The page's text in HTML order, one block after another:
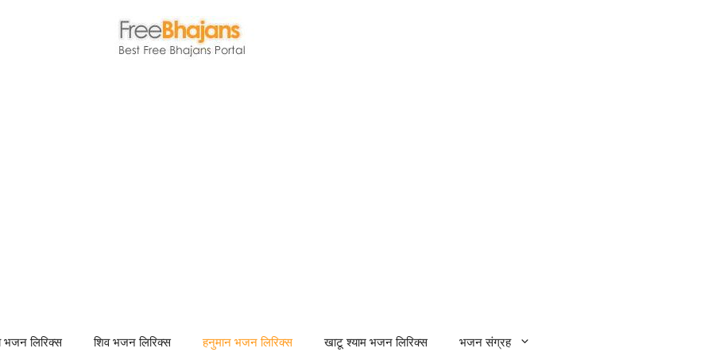
भजन लिरिक्स शिव भजन लिरिक्स हनुमान भजन लिरिक्स खाटू श्याम भजन लिरिक्स भजन संग्रह